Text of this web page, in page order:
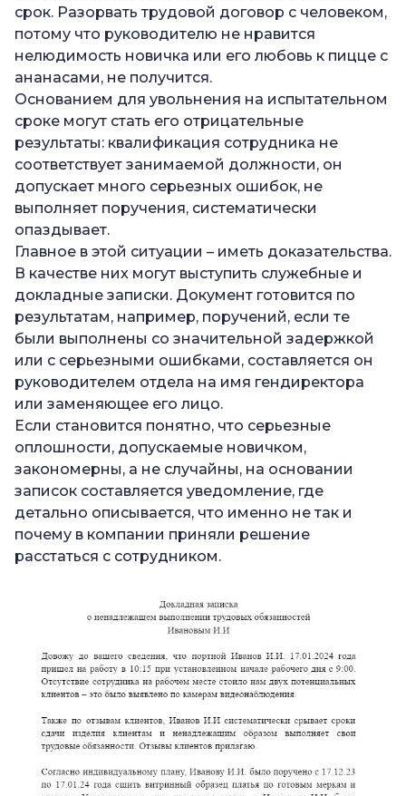
срок. Разорвать трудовой договор с человеком,
потому что руководителю не нравится
нелюдимость новичка или его любовь к пицце с
ананасами, не получится.
Основанием для увольнения на испытательном
сроке могут стать его отрицательные
результаты: квалификация сотрудника не
соответствует занимаемой должности, он
допускает много серьезных ошибок, не
выполняет поручения, систематически
опаздывает.
Главное в этой ситуации – иметь доказательства.
В качестве них могут выступить служебные и
докладные записки. Документ готовится по
результатам, например, поручений, если те
были выполнены со значительной задержкой
или с серьезными ошибками, составляется он
руководителем отдела на имя гендиректора
или заменяющее его лицо.
Если становится понятно, что серьезные
оплошности, допускаемые новичком,
закономерны, а не случайны, на основании
записок составляется уведомление, где
детально описывается, что именно не так и
почему в компании приняли решение
расстаться с сотрудником.